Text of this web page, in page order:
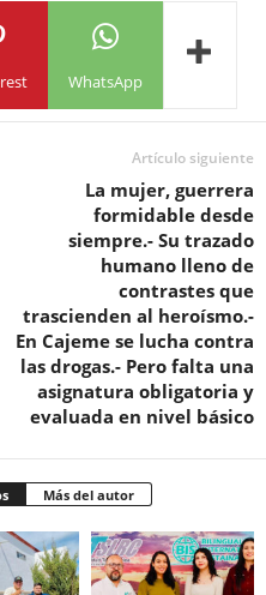
WhatsApp
Artículo siguiente
La mujer, guerrera
formidable desde
siempre.- Su trazado
humano lleno de
contrastes que
trascienden al heroísmo.-
En Cajeme se lucha contra
las drogas.- Pero falta una
asignatura obligatoria y
evaluada en nivel básico
Más del autor